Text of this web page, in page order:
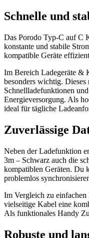
Schnelle und
Das Porodo Typ-C auf C
konstante und stabile
kompatible Geräte
Im Bereich Ladegeräte &
besonders wichtig.
Schnellladefunktionen
Energieversorgung. Als
ideal für tägliche
Zuverlässige
Neben der Ladefunktion
3m – Schwarz auch die
kompatiblen Geräten. Du
problemlos
Im Vergleich zu
vielseitige Kabel eine
Als funktionales Handy
Robuste und